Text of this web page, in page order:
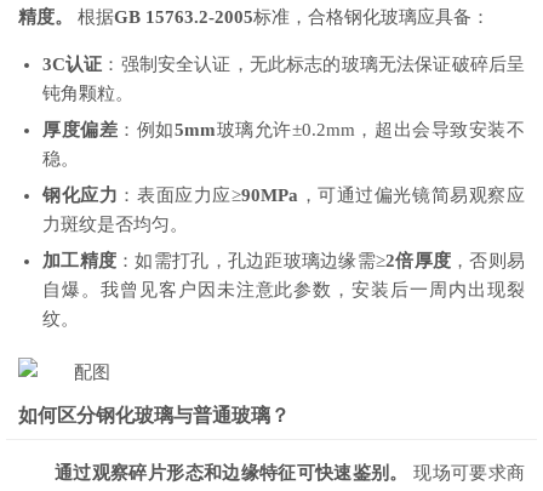
精度。
根据GB 15763.2-2005标准，合格钢化玻璃应具备：
3C认证 ：强制安全认证，无此标志的玻璃无法保证破碎后呈
钝角颗粒。
厚度偏差 ：例如5mm玻璃允许±0.2mm，超出会导致安装不
稳。
钢化应力 ：表面应力应≥90MPa ，可通过偏光镜简易观察应
力斑纹是否均匀。
加工精度 ：如需打孔，孔边距玻璃边缘需≥2倍厚度 ，否则易
自爆。我曾见客户因未注意此参数，安装后一周内出现裂
纹。
如何区分钢化玻璃与普通玻璃？
通过观察碎片形态和边缘特征可快速鉴别。
现场可要求商